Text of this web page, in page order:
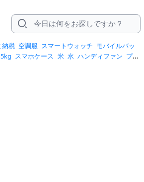
納税 空調服 スマートウォッチ モバイルバッ
スマホケース 米 水 ハンディファン プロ